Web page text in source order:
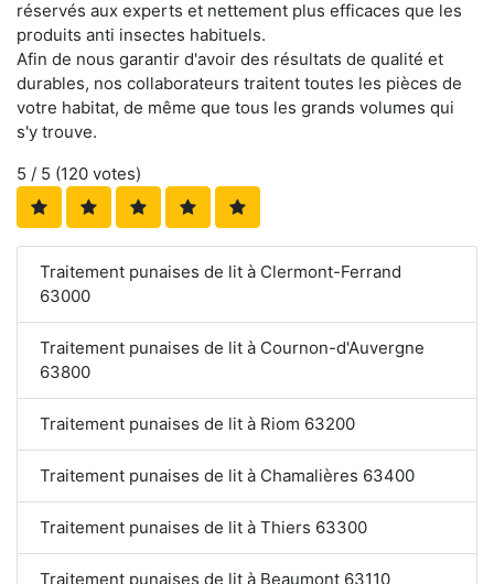
réservés aux experts et nettement plus efficaces que les
produits anti insectes habituels.
Afin de nous garantir d'avoir des résultats de qualité et
durables, nos collaborateurs traitent toutes les pièces de
votre habitat, de même que tous les grands volumes qui
s'y trouve.
5 / 5 (120 votes)
Traitement punaises de lit à Clermont-Ferrand
63000
Traitement punaises de lit à Cournon-d'Auvergne
63800
Traitement punaises de lit à Riom 63200
Traitement punaises de lit à Chamalières 63400
Traitement punaises de lit à Thiers 63300
Traitement punaises de lit à Beaumont 63110